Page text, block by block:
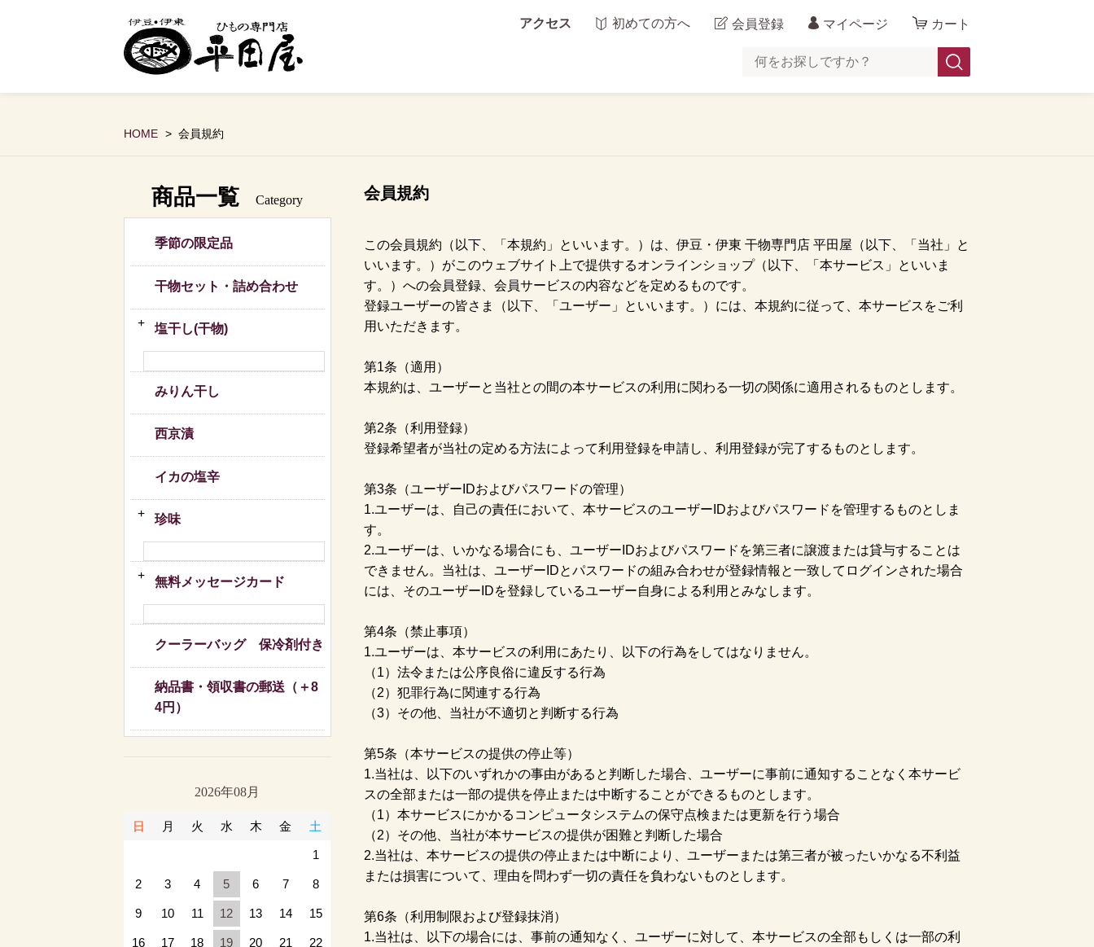
アクセス 初めての方へ 会員登録 マイページ カート
HOME 会員規約
会員規約
この会員規約（以下、「本規約」といいます。）は、伊豆・伊東 干物専門店 平田屋（以下、「当社」と
いいます。）がこのウェブサイト上で提供するオンラインショップ（以下、「本サービス」といいま
す。）への会員登録、会員サービスの内容などを定めるものです。
登録ユーザーの皆さま（以下、「ユーザー」といいます。）には、本規約に従って、本サービスをご利
用いただきます。
第1条（適用）
本規約は、ユーザーと当社との間の本サービスの利用に関わる一切の関係に適用されるものとします。
第2条（利用登録）
登録希望者が当社の定める方法によって利用登録を申請し、利用登録が完了するものとします。
第3条（ユーザーIDおよびパスワードの管理）
1.ユーザーは、自己の責任において、本サービスのユーザーIDおよびパスワードを管理するものとしま
す。
2.ユーザーは、いかなる場合にも、ユーザーIDおよびパスワードを第三者に譲渡または貸与することは
できません。当社は、ユーザーIDとパスワードの組み合わせが登録情報と一致してログインされた場合
には、そのユーザーIDを登録しているユーザー自身による利用とみなします。
第4条（禁止事項）
1.ユーザーは、本サービスの利用にあたり、以下の行為をしてはなりません。
（1）法令または公序良俗に違反する行為
（2）犯罪行為に関連する行為
（3）その他、当社が不適切と判断する行為
第5条（本サービスの提供の停止等）
1.当社は、以下のいずれかの事由があると判断した場合、ユーザーに事前に通知することなく本サービ
スの全部または一部の提供を停止または中断することができるものとします。
（1）本サービスにかかるコンピュータシステムの保守点検または更新を行う場合
（2）その他、当社が本サービスの提供が困難と判断した場合
2.当社は、本サービスの提供の停止または中断により、ユーザーまたは第三者が被ったいかなる不利益
または損害について、理由を問わず一切の責任を負わないものとします。
第6条（利用制限および登録抹消）
1.当社は、以下の場合には、事前の通知なく、ユーザーに対して、本サービスの全部もしくは一部の利
商品一覧 Category
季節の限定品
干物セット・詰め合わせ
塩干し(干物)
みりん干し
西京漬
イカの塩辛
珍味
無料メッセージカード
クーラーバッグ 保冷剤付き
納品書・領収書の郵送（＋8
4円）
2026年08月
日 月 火 水 木 金 土
1
2 3 4 5 6 7 8
9 10 11 12 13 14 15
16 17 18 19 20 21 22